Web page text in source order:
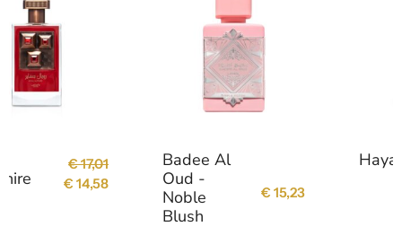
Badee Al
Oud -
15,23
Hayaati 8,93